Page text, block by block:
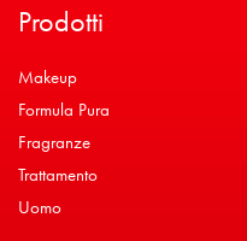
Prodotti
Makeup
Formula Pura
Fragranze
Trattamento
Uomo